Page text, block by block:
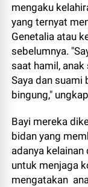
mengaku
yang ternyat
Genetalia atau
sebelumnya.
saat hamil,
Saya dan suami
bingung,"
Bayi mereka
bidan yang
adanya
untuk menjaga
mengatakan